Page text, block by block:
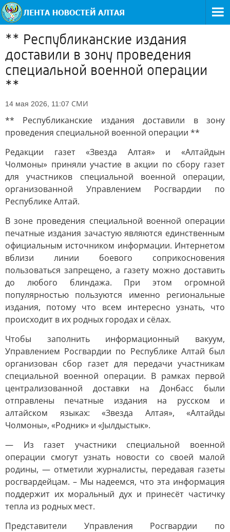
** Республиканские издания
доставили в зону проведения
специальной военной операции
**
14 мая 2026, 11:07 СМИ
** Республиканские издания доставили в зону
проведения специальной военной операции **
Редакции газет «Звезда Алтая» и «Алтайдын
Чолмоны» приняли участие в акции по сбору газет
для участников специальной военной операции,
организованной Управлением Росгвардии по
Республике Алтай.
В зоне проведения специальной военной операции
печатные издания зачастую являются единственным
официальным источником информации. Интернетом
вблизи линии боевого соприкосновения
пользоваться запрещено, а газету можно доставить
до любого блиндажа. При этом огромной
популярностью пользуются именно региональные
издания, потому что всем интересно узнать, что
происходит в их родных городах и сёлах.
Чтобы заполнить информационный вакуум,
Управлением Росгвардии по Республике Алтай был
организован сбор газет для передачи участникам
специальной военной операции. В рамках первой
централизованной доставки на Донбасс были
отправлены печатные издания на русском и
алтайском языках: «Звезда Алтая», «Алтайды
Чолмоны», «Родник» и «Јылдыстык».
— Из газет участники специальной военной
операции смогут узнать новости со своей малой
родины, — отметили журналисты, передавая газеты
росгвардейцам. – Мы надеемся, что эта информация
поддержит их моральный дух и принесёт частичку
тепла из родных мест.
Представители Управления Росгвардии по